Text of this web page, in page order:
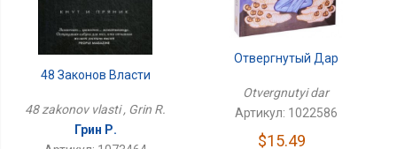
48 Законов Власти
48 zakonov vlasti , Grin R.
Грин Р.
Отвергнутый Дар
Otvergnutyi dar
Артикул: 1022586
$15.49